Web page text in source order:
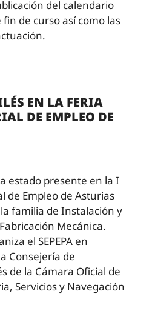
del calendario
de curso así como las
EN LA FERIA
DE EMPLEO DE
estado presente en la I
de Empleo de Asturias
familia de Instalación y
Mecánica.
el SEPEPA en
Consejería de
de la Cámara Oficial de
Servicios y Navegación